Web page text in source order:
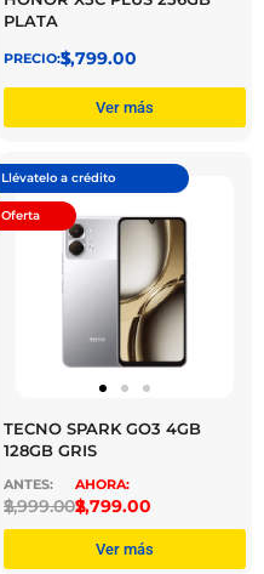
PLATA
$
3,799.00
Ver más
Llévatelo a crédito
Oferta
TECNO SPARK GO3 4GB
128GB GRIS
$
2,999.00$
2,799.00
Ver más